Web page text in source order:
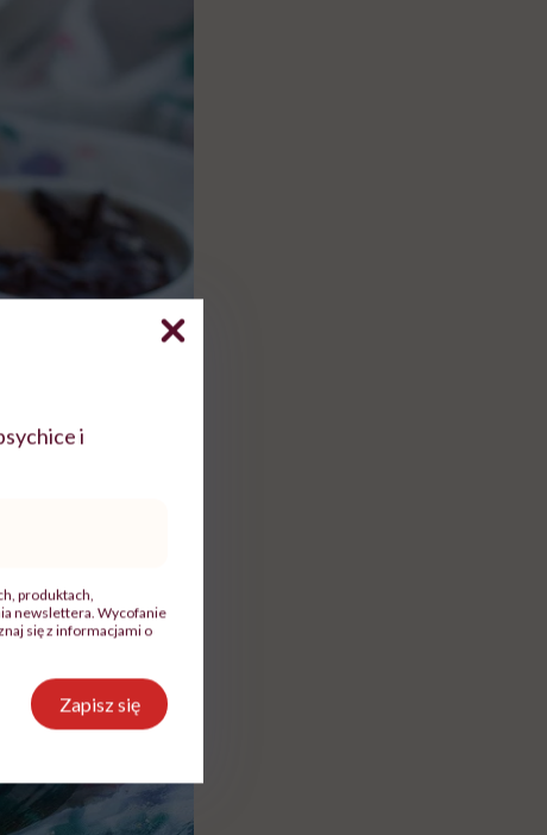
i
produktach,
newslettera. Wycofanie
się z informacjami o
Zapisz się